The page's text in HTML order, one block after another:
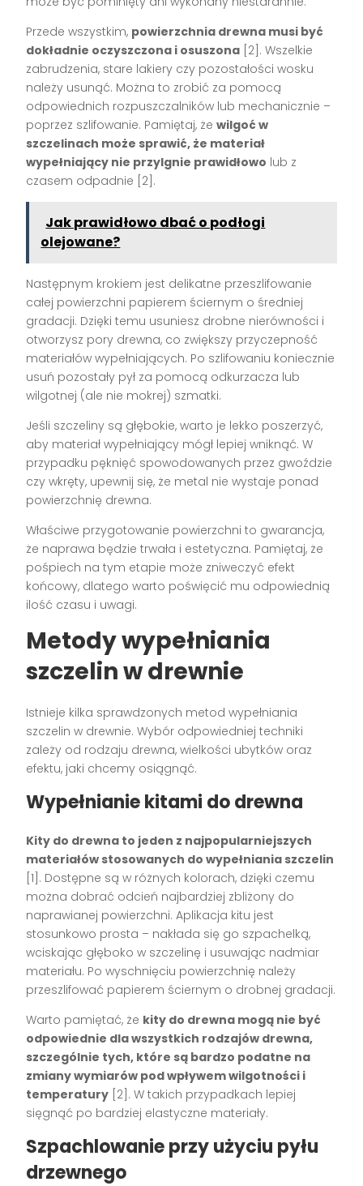
Przede wszystkim, powierzchnia drewna musi być
dokładnie oczyszczona i osuszona [2]. Wszelkie
zabrudzenia, stare lakiery czy pozostałości wosku
należy usunąć. Można to zrobić za pomocą
odpowiednich rozpuszczalników lub mechanicznie –
poprzez szlifowanie. Pamiętaj, żewilgoć w
szczelinach może sprawić, że materiał
wypełniający nie przylgnie prawidłowo lub z
czasem odpadnie [2].
Jak prawidłowo dbać o podłogi
olejowane?
Następnym krokiem jest delikatne przeszlifowanie
całej powierzchni papierem ściernym o średniej
gradacji. Dzięki temu usuniesz drobne nierówności i
otworzysz pory drewna, co zwiększy przyczepność
materiałów wypełniających. Po szlifowaniu koniecznie
usuń pozostały pył za pomocą odkurzacza lub
wilgotnej (ale nie mokrej) szmatki.
Jeśli szczeliny są głębokie, warto je lekko poszerzyć,
aby materiał wypełniający mógł lepiej wniknąć. W
przypadku pęknięć spowodowanych przez gwoździe
czy wkręty, upewnij się, że metal nie wystaje ponad
powierzchnię drewna.
Właściwe przygotowanie powierzchni to gwarancja,
że naprawa będzie trwała i estetyczna. Pamiętaj, że
pośpiech na tym etapie może zniweczyć efekt
końcowy, dlatego warto poświęcić mu odpowiednią
ilość czasu i uwagi.
Metody wypełniania
szczelin w drewnie
Istnieje kilka sprawdzonych metod wypełniania
szczelin w drewnie. Wybór odpowiedniej techniki
zależy od rodzaju drewna, wielkości ubytków oraz
efektu, jaki chcemy osiągnąć.
Wypełnianie kitami do drewna
Kity do drewna to jeden z najpopularniejszych
materiałów stosowanych do wypełniania szczelin
[1]. Dostępne są w różnych kolorach, dzięki czemu
można dobrać odcień najbardziej zbliżony do
naprawianej powierzchni. Aplikacja kitu jest
stosunkowo prosta – nakłada się go szpachelką,
wciskając głęboko w szczelinę i usuwając nadmiar
materiału. Po wyschnięciu powierzchnię należy
przeszlifować papierem ściernym o drobnej gradacji.
Warto pamiętać, że kity do drewna mogą nie być
odpowiednie dla wszystkich rodzajów drewna,
szczególnie tych, które są bardzo podatne na
zmiany wymiarów pod wpływem wilgotności i
temperatury [2]. W takich przypadkach lepiej
sięgnąć po bardziej elastyczne materiały.
Szpachlowanie przy użyciu pyłu
drzewnego